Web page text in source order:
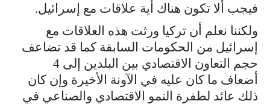
فيجب ألا تكون هناك أية علاقات مع إسرائيل.
ولكننا نعلم أن تركيا ورثت هذه العلاقات مع
إسرائيل من الحكومات السابقة كما قد تضاعف
حجم التعاون الاقتصادي بين البلدين إلى 4
أضعاف ما كان عليه في الآونة الأخيرة وإن كان
ذلك عائد لطفرة النمو الاقتصادي والصناعي في